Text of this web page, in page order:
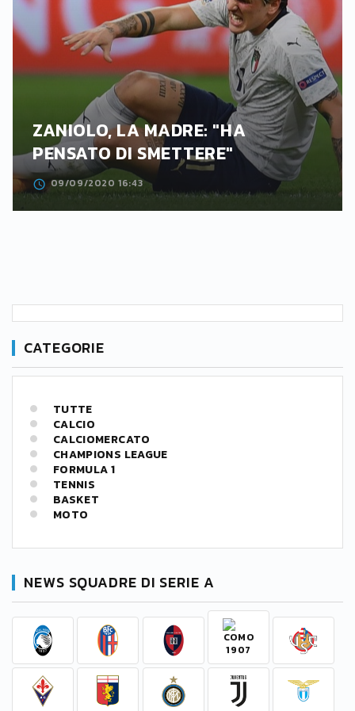
ZANIOLO, LA MADRE: "HA
PENSATO DI SMETTERE"
09/09/2020 16:43
CATEGORIE
TUTTE
CALCIO
CALCIOMERCATO
CHAMPIONS LEAGUE
FORMULA 1
TENNIS
BASKET
MOTO
NEWS SQUADRE DI SERIE A